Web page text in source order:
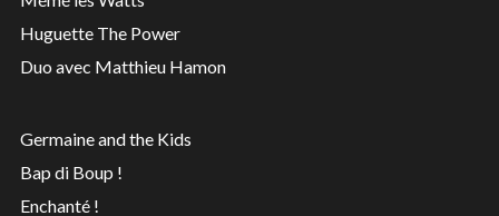
Huguette The Power
Duo avec Matthieu Hamon
Germaine and the Kids
Bap di Boup !
Enchanté !